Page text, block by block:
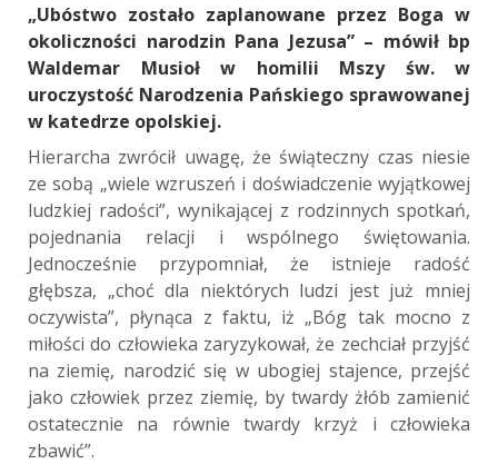
„Ubóstwo zostało zaplanowane przez Boga w
okoliczności narodzin Pana Jezusa” – mówił bp
Waldemar Musioł w homilii Mszy św. w
uroczystość Narodzenia Pańskiego sprawowanej
w katedrze opolskiej.
Hierarcha zwrócił uwagę, że świąteczny czas niesie
ze sobą „wiele wzruszeń i doświadczenie wyjątkowej
ludzkiej radości”, wynikającej z rodzinnych spotkań,
pojednania relacji i wspólnego świętowania.
Jednocześnie przypomniał, że istnieje radość
głębsza, „choć dla niektórych ludzi jest już mniej
oczywista”, płynąca z faktu, iż „Bóg tak mocno z
miłości do człowieka zaryzykował, że zechciał przyjść
na ziemię, narodzić się w ubogiej stajence, przejść
jako człowiek przez ziemię, by twardy żłób zamienić
ostatecznie na równie twardy krzyż i człowieka
zbawić”.